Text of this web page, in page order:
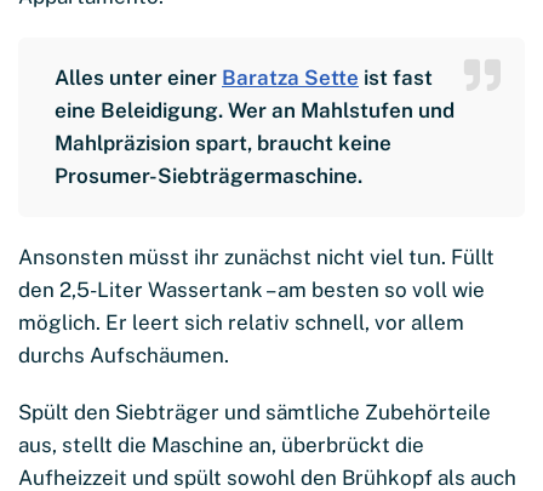
Alles unter einer Baratza Sette ist fast
eine Beleidigung. Wer an Mahlstufen und
Mahlpräzision spart, braucht keine
Prosumer-Siebträgermaschine.
Ansonsten müsst ihr zunächst nicht viel tun. Füllt
den 2,5-Liter Wassertank – am besten so voll wie
möglich. Er leert sich relativ schnell, vor allem
durchs Aufschäumen.
Spült den Siebträger und sämtliche Zubehörteile
aus, stellt die Maschine an, überbrückt die
Aufheizzeit und spült sowohl den Brühkopf als auch